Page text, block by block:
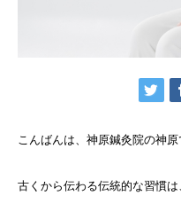
こんばんは、神原鍼灸院の神原
古くから伝わる伝統的な習慣